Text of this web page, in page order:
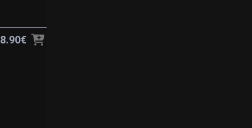
8.90€